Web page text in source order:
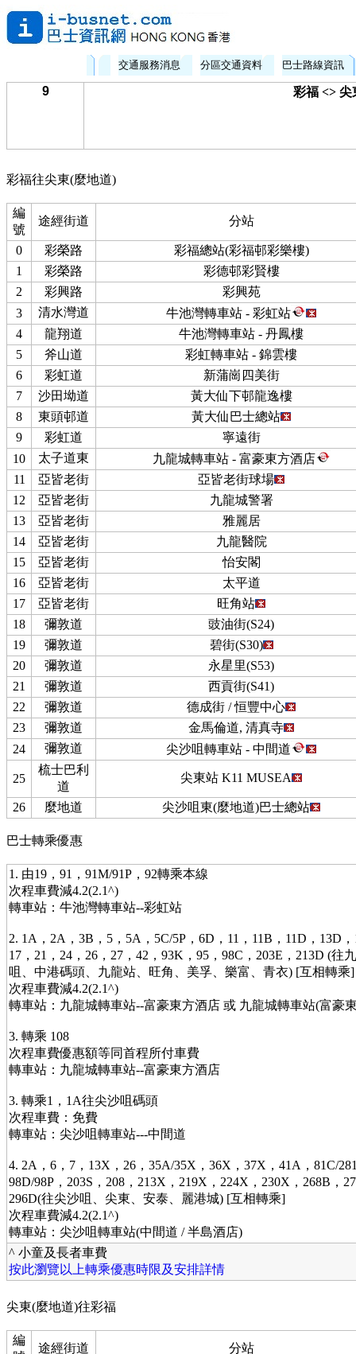
交通服務消息 分區交通資料 巴士路線資訊
9 彩福 <> 尖
彩福往尖東(麼地道)
編
號
途經街道 分站
0 彩榮路
彩福總站(彩福邨彩樂樓)
1
彩榮路
彩德邨彩賢樓
2
彩興路
彩興苑
3
清水灣道
牛池灣轉車站 - 彩虹站
4
龍翔道
牛池灣轉車站 - 丹鳳樓
5
斧山道
彩虹轉車站 - 錦雲樓
6
彩虹道
新蒲崗四美街
7
沙田坳道
黃大仙下邨龍逸樓
8
東頭邨道
黃大仙巴士總站
9
彩虹道
寧遠街
10
太子道東
九龍城轉車站 - 富豪東方酒店
11
亞皆老街
亞皆老街球場
12
亞皆老街
九龍城警署
13
亞皆老街
雅麗居
14
亞皆老街
九龍醫院
15
亞皆老街
怡安閣
16
亞皆老街
太平道
17
亞皆老街
旺角站
18
彌敦道
豉油街(S24)
19
彌敦道
碧街(S30)
20
彌敦道
永星里(S53)
21
彌敦道
西貢街(S41)
22
彌敦道
德成街 / 恒豐中心
23
彌敦道
金馬倫道, 清真寺
24
彌敦道 尖沙咀轉車站 - 中間道
25
梳士巴利
道
尖東站 K11 MUSEA
26 麼地道 尖沙咀東(麼地道)巴士總站
巴士轉乘優惠
1. 由19，91，91M/91P，92轉乘本線
次程車費減4.2(2.1^)
轉車站：牛池灣轉車站--彩虹站
2. 1A，2A，3B，5，5A，5C/5P，6D，11，11B，11D，13D
17，21，24，26，27，42，93K，95，98C，203E，213D (往
咀、中港碼頭、九龍站、旺角、美孚、樂富、青衣) [互相轉乘]
次程車費減4.2(2.1^)
轉車站：九龍城轉車站--富豪東方酒店 或 九龍城轉車站(富豪
3. 轉乘 108
次程車費優惠額等同首程所付車費
轉車站：九龍城轉車站--富豪東方酒店
3. 轉乘1，1A往尖沙咀碼頭
次程車費：免費
轉車站：尖沙咀轉車站---中間道
4. 2A，6，7，13X，26，35A/35X，36X，37X，41A，81C/
98D/98P，203S，208，213X，219X，224X，230X，268B，
296D(往尖沙咀、尖東、安泰、麗港城) [互相轉乘]
次程車費減4.2(2.1^)
轉車站：尖沙咀轉車站(中間道 / 半島酒店)
^ 小童及長者車費
按此瀏覽以上轉乘優惠時限及安排詳情
尖東(麼地道)往彩福
編
途經街道 分站